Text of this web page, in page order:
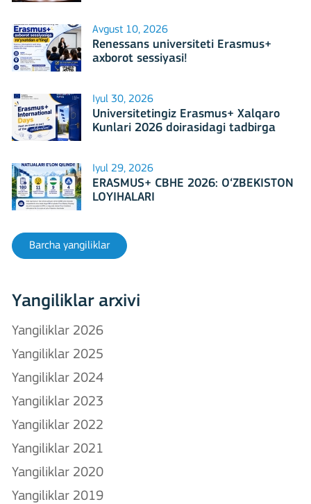
Avgust 10, 2026
Renessans universiteti Erasmus+
axborot sessiyasi!
Iyul 30, 2026
Universitetingiz Erasmus+ Xalqaro
Kunlari 2026 doirasidagi tadbirga
Iyul 29, 2026
ERASMUS+ CBHE 2026: O‘ZBEKISTON
LOYIHALARI
Barcha yangiliklar
Yangiliklar arxivi
Yangiliklar 2026
Yangiliklar 2025
Yangiliklar 2024
Yangiliklar 2023
Yangiliklar 2022
Yangiliklar 2021
Yangiliklar 2020
Yangiliklar 2019